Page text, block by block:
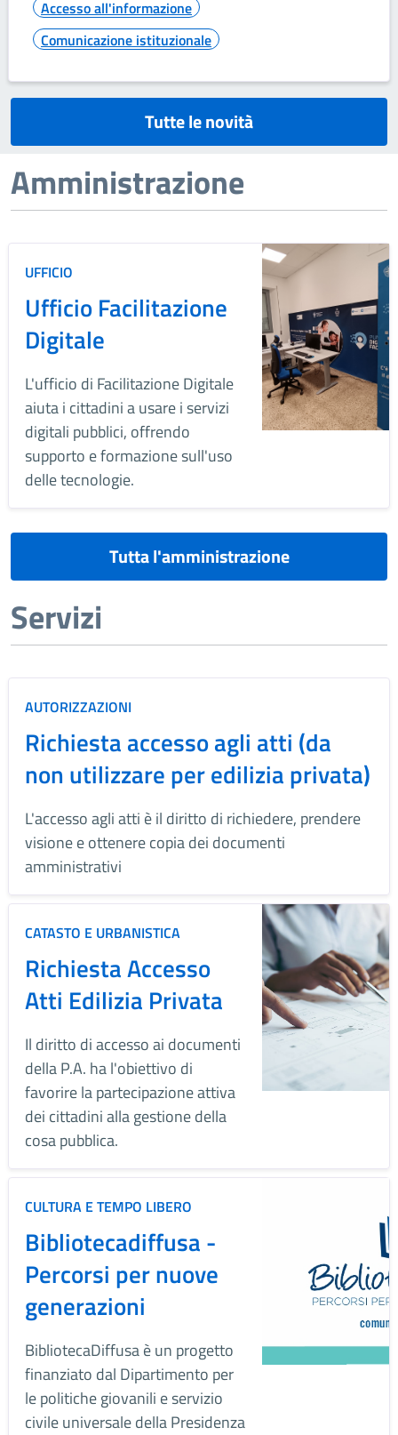
Accesso all'informazione
Comunicazione istituzionale
Tutte le novità
Amministrazione
UFFICIO
Ufficio Facilitazione
Digitale
L'ufficio di Facilitazione Digitale
aiuta i cittadini a usare i servizi
digitali pubblici, offrendo
supporto e formazione sull'uso
delle tecnologie.
Tutta l'amministrazione
Servizi
AUTORIZZAZIONI
Richiesta accesso agli atti (da
non utilizzare per edilizia privata)
L'accesso agli atti è il diritto di richiedere, prendere
visione e ottenere copia dei documenti
amministrativi
CATASTO E URBANISTICA
Richiesta Accesso
Atti Edilizia Privata
Il diritto di accesso ai documenti
della P.A. ha l'obiettivo di
favorire la partecipazione attiva
dei cittadini alla gestione della
cosa pubblica.
CULTURA E TEMPO LIBERO
Bibliotecadiffusa -
Percorsi per nuove
generazioni
BibliotecaDiffusa è un progetto
finanziato dal Dipartimento per
le politiche giovanili e servizio
civile universale della Presidenza